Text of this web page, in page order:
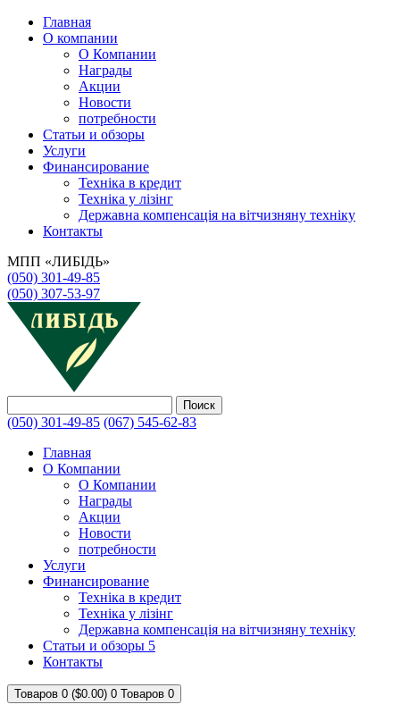
Главная
О компании
О Компании
Награды
Акции
Новости
потребности
Статьи и обзоры
Услуги
Финансирование
Техніка в кредит
Техніка у лізінг
Державна компенсація на вітчизняну техніку
Контакты
МПП «ЛИБІДЬ»
(050) 301-49-85
(050) 307-53-97
Поиск
(050) 301-49-85 (067) 545-62-83
Главная
О Компании
О Компании
Награды
Акции
Новости
потребности
Услуги
Финансирование
Техніка в кредит
Техніка у лізінг
Державна компенсація на вітчизняну техніку
Статьи и обзоры 5
Контакты
Товаров 0 ($0.00) 0 Товаров 0